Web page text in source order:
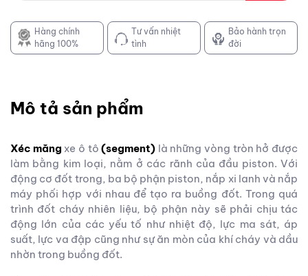
Hàng chính
hãng 100%
Tư vấn nhiệt
tình
Bảo hành trọn
đời
Mô tả sản phẩm
Xéc măng xe ô tô(segment) là những vòng tròn hở được
làm bằng kim loại, nằm ở các rãnh của đầu piston. Với
động cơ đốt trong, ba bộ phận piston, nắp xi lanh và nắp
máy phối hợp với nhau để tạo ra buồng đốt. Trong quá
trình đốt cháy nhiên liệu, bộ phận này sẽ phải chịu tác
động lớn của các yếu tố như nhiệt độ, lực ma sát, áp
suất, lực va đập cũng như sự ăn mòn của khí cháy và dầu
nhờn trong buồng đốt.